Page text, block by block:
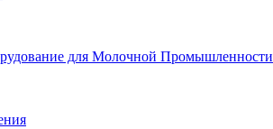
для Молочной Промышленности